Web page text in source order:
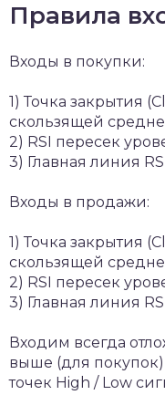
Правила
Входы в покупки:
1) Точка закрытия
скользящей
2) RSI пересек
3) Главная линия
Входы в продажи:
1) Точка закрытия
скользящей
2) RSI пересек
3) Главная линия
Входим всегда
выше (для
точек High / Low